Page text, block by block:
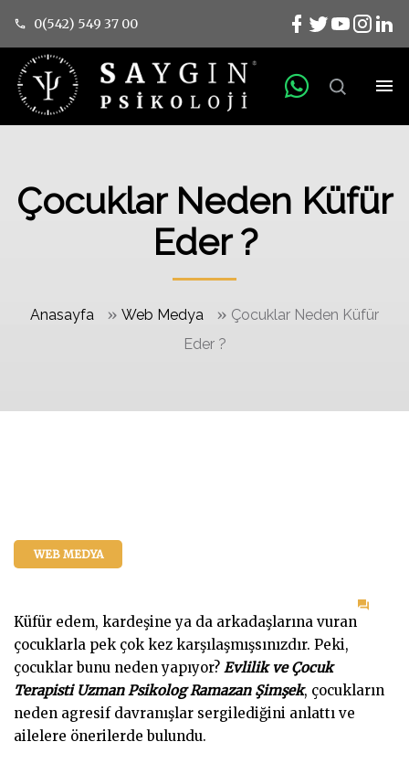
0(542) 549 37 00
Çocuklar Neden Küfür
Eder ?
Anasayfa » Web Medya » Çocuklar Neden Küfür
Eder ?
WEB MEDYA
Küfür edem, kardeşine ya da arkadaşlarına vuran
çocuklarla pek çok kez karşılaşmışsınızdır. Peki,
çocuklar bunu neden yapıyor? Evlilik ve Çocuk
Terapisti Uzman Psikolog Ramazan Şimşek, çocukların
neden agresif davranışlar sergilediğini anlattı ve
ailelere önerilerde bulundu.